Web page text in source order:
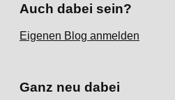
Auch dabei sein?
Eigenen Blog anmelden
Ganz neu dabei